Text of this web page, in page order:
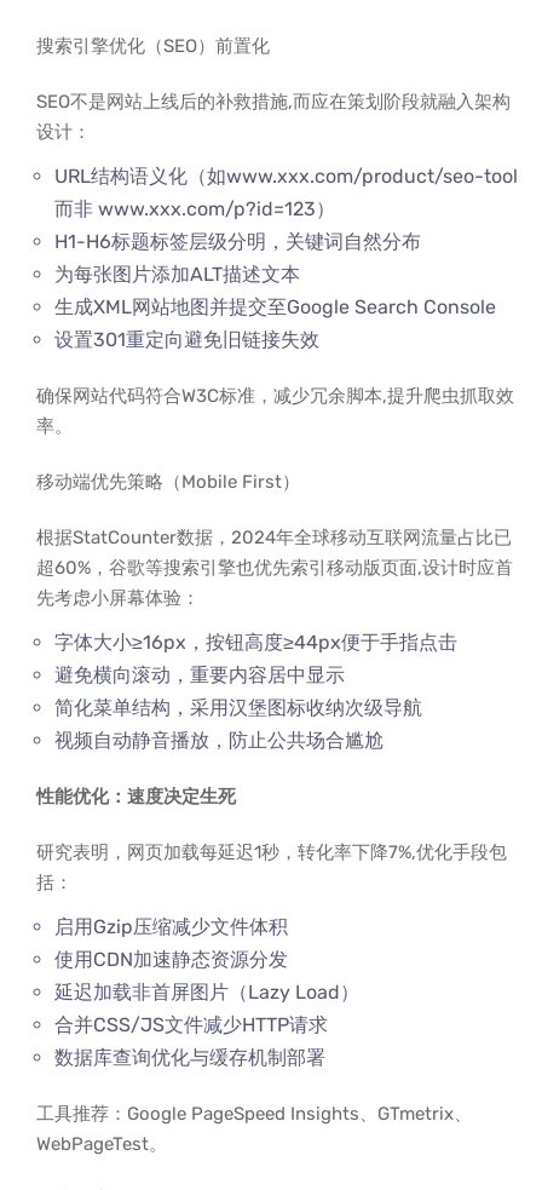
搜索引擎优化（SEO）前置化
SEO不是网站上线后的补救措施,而应在策划阶段就融入架构
设计：
URL结构语义化（如www.xxx.com/product/seo-tool
而非 www.xxx.com/p?id=123）
H1-H6标题标签层级分明，关键词自然分布
为每张图片添加ALT描述文本
生成XML网站地图并提交至Google Search Console
设置301重定向避免旧链接失效
确保网站代码符合W3C标准，减少冗余脚本,提升爬虫抓取效
率。
移动端优先策略（Mobile First）
根据StatCounter数据，2024年全球移动互联网流量占比已
超60%，谷歌等搜索引擎也优先索引移动版页面,设计时应首
先考虑小屏幕体验：
字体大小≥16px，按钮高度≥44px便于手指点击
避免横向滚动，重要内容居中显示
简化菜单结构，采用汉堡图标收纳次级导航
视频自动静音播放，防止公共场合尴尬
性能优化：速度决定生死
研究表明，网页加载每延迟1秒，转化率下降7%,优化手段包
括：
启用Gzip压缩减少文件体积
使用CDN加速静态资源分发
延迟加载非首屏图片（Lazy Load）
合并CSS/JS文件减少HTTP请求
数据库查询优化与缓存机制部署
工具推荐：Google PageSpeed Insights、GTmetrix、
WebPageTest。